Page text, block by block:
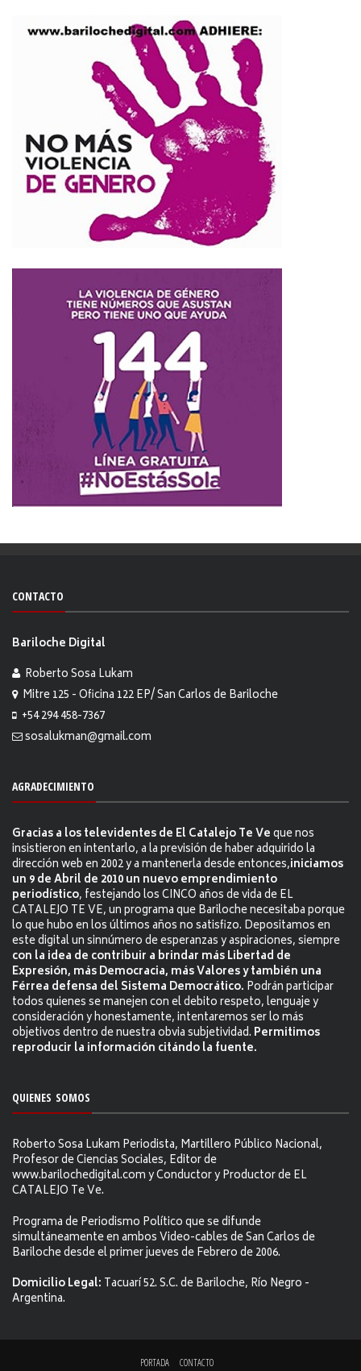
CONTACTO
Bariloche Digital
Roberto Sosa Lukam
Mitre 125 - Oficina 122 EP/ San Carlos de Bariloche
+54 294 458-7367
sosalukman@gmail.com
AGRADECIMIENTO
Gracias a los televidentes de El Catalejo Te Veque nos
insistieron en intentarlo, a la previsión de haber adquirido la
dirección web en 2002 y a mantenerla desde entonces,iniciamos
un 9 de Abril de 2010 un nuevo emprendimiento
periodístico, festejando los CINCO años de vida de EL
CATALEJO TE VE, un programa que Bariloche necesitaba porque
lo que hubo en los últimos años no satisfizo. Depositamos en
este digital un sinnúmero de esperanzas y aspiraciones, siempre
con la idea de contribuir a brindar más Libertad de
Expresión, más Democracia, más Valores y también una
Férrea defensa del Sistema Democrático. Podrán participar
todos quienes se manejen con el debito respeto, lenguaje y
consideración y honestamente, intentaremos ser lo más
objetivos dentro de nuestra obvia subjetividad. Permitimos
reproducir la información citándo la fuente.
QUIENES SOMOS
Roberto Sosa Lukam Periodista, Martillero Público Nacional,
Profesor de Ciencias Sociales, Editor de
www.barilochedigital.com y Conductor y Productor de EL
CATALEJO Te Ve.
Programa de Periodismo Político que se difunde
simultáneamente en ambos Video-cables de San Carlos de
Bariloche desde el primer jueves de Febrero de 2006.
Domicilio Legal: Tacuarí 52. S.C. de Bariloche, Río Negro -
Argentina.
PORTADA CONTACTO